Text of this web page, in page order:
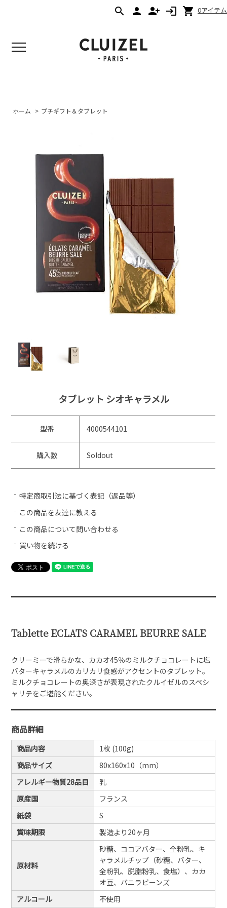
0アイテム
ホーム > プチギフト＆タブレット
タブレット シオキャラメル
型番 4000544101
購入数 Soldout
特定商取引法に基づく表記（返品等）
この商品を友達に教える
この商品について問い合わせる
買い物を続ける
Tablette ECLATS CARAMEL BEURRE SALE
クリーミーで滑らかな、カカオ45％のミルクチョコレートに塩
バターキャラメルのカリカリ食感がアクセントのタブレット。
ミルクチョコレートの奥深さが表現されたクルイゼルのスペシ
ャリテをご堪能ください。
商品詳細
商品内容
1枚 (100g)
商品サイズ
80x160x10（mm）
アレルギー物質28品目
乳
原産国
フランス
紙袋
S
賞味期限
製造より20ヶ月
原材料
砂糖、ココアバター、全粉乳、キ
ャラメルチップ（砂糖、バター、
全粉乳、脱脂粉乳、食塩）、カカ
オ豆、バニラビーンズ
アルコール
不使用